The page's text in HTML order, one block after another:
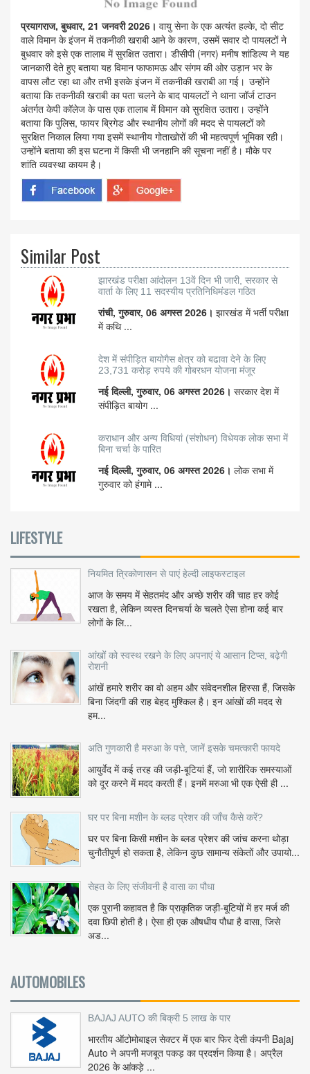
प्रयागराज, बुधवार, 21 जनवरी 2026। वायु सेना के एक अत्यंत हल्के, दो सीट
वाले विमान के इंजन में तकनीकी खराबी आने के कारण, उसमें सवार दो पायलटों ने
बुधवार को इसे एक तालाब में सुरक्षित उतारा। डीसीपी (नगर) मनीष शांडिल्य ने यह
जानकारी देते हुए बताया यह विमान फाफामऊ और संगम की ओर उड़ान भर के
वापस लौट रहा था और तभी इसके इंजन में तकनीकी खराबी आ गई। ⁠उन्होंने
बताया कि तकनीकी खराबी का पता चलने के बाद पायलटों ने थाना जॉर्ज टाउन
अंतर्गत केपी कॉलेज के पास एक तालाब में विमान को सुरक्षित उतारा। उन्होंने
बताया कि पुलिस, फायर ब्रिगेड और स्थानीय लोगों की मदद से पायलटों को
सुरक्षित निकाल लिया गया इसमें स्थानीय गोताखोरों की भी महत्वपूर्ण भूमिका रही।
उन्होंने बताया की इस घटना में किसी भी जनहानि की सूचना नहीं है। मौके पर
शांति व्यवस्था कायम है।
Similar Post
झारखंड परीक्षा आंदोलन 13वें दिन भी जारी, सरकार से
वार्ता के लिए 11 सदस्यीय प्रतिनिधिमंडल गठित
रांची, गुरुवार, 06 अगस्त 2026। झारखंड में भर्ती परीक्षा
में कथि ...
देश में संपीड़ित बायोगैस क्षेत्र को बढावा देने के लिए
23,731 करोड़ रुपये की गोबरधन योजना मंजूर
नई दिल्ली, गुरुवार, 06 अगस्त 2026। सरकार देश में
संपीड़ित बायोग ...
कराधान और अन्य विधियां (संशोधन) विधेयक लोक सभा में
बिना चर्चा के पारित
नई दिल्ली, गुरुवार, 06 अगस्त 2026। लोक सभा में
गुरुवार को हंगामे ...
LIFESTYLE
नियमित त्रिकोणासन से पाएं हेल्दी लाइफस्टाइल
आज के समय में सेहतमंद और अच्छे शरीर की चाह हर कोई
रखता है, लेकिन व्यस्त दिनचर्या के चलते ऐसा होना कई बार
लोगों के लि...
आंखों को स्वस्थ रखने के लिए अपनाएं ये आसान टिप्स, बढ़ेगी
रोशनी
आंखें हमारे शरीर का वो अहम और संवेदनशील हिस्सा हैं, जिसके
बिना जिंदगी की राह बेहद मुश्किल है। इन आंखों की मदद से
हम...
अति गुणकारी है मरुआ के पत्ते, जानें इसके चमत्कारी फायदे
आयुर्वेद में कई तरह की जड़ी-बूटियां हैं, जो शारीरिक समस्याओं
को दूर करने में मदद करती हैं। इनमें मरुआ भी एक ऐसी ही ...
घर पर बिना मशीन के ब्लड प्रेशर की जाँच कैसे करें?
घर पर बिना किसी मशीन के ब्लड प्रेशर की जांच करना थोड़ा
चुनौतीपूर्ण हो सकता है, लेकिन कुछ सामान्य संकेतों और उपायो...
सेहत के लिए संजीवनी है वासा का पौधा
एक पुरानी कहावत है कि प्राकृतिक जड़ी-बूटियों में हर मर्ज की
दवा छिपी होती है। ऐसा ही एक औषधीय पौधा है वासा, जिसे
अड...
AUTOMOBILES
BAJAJ AUTO की बिक्री 5 लाख के पार
भारतीय ऑटोमोबाइल सेक्टर में एक बार फिर देसी कंपनी Bajaj
Auto ने अपनी मजबूत पकड़ का प्रदर्शन किया है। अप्रैल
2026 के आंकड़े ...